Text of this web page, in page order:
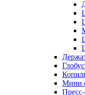
Мини